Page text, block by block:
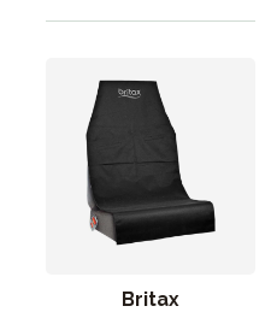
Britax